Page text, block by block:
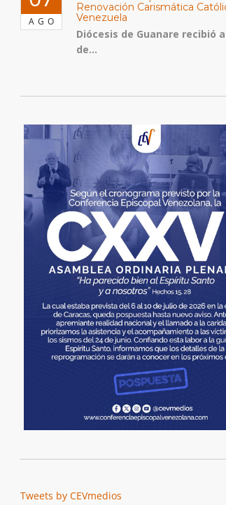
AGO
Renovación Carismática
Venezuela
Diócesis de Guanare recibió
de...
Tweets by CEVmedios